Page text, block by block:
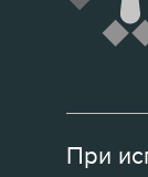
При